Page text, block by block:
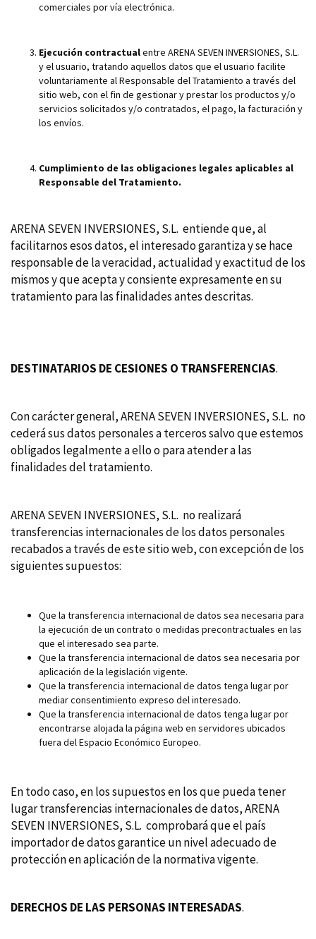
comerciales por vía electrónica.
Ejecución contractualentre ARENA SEVEN INVERSIONES, S.L.
y el usuario, tratando aquellos datos que el usuario facilite
voluntariamente al Responsable del Tratamiento a través del
sitio web, con el fin de gestionar y prestar los productos y/o
servicios solicitados y/o contratados, el pago, la facturación y
los envíos.
Cumplimiento de las obligaciones legales aplicables al
Responsable del Tratamiento.
ARENA SEVEN INVERSIONES, S.L. entiende que, al
facilitarnos esos datos, el interesado garantiza y se hace
responsable de la veracidad, actualidad y exactitud de los
mismos y que acepta y consiente expresamente en su
tratamiento para las finalidades antes descritas.
DESTINATARIOS DE CESIONES O TRANSFERENCIAS.
Con carácter general, ARENA SEVEN INVERSIONES, S.L. no
cederá sus datos personales a terceros salvo que estemos
obligados legalmente a ello o para atender a las
finalidades del tratamiento.
ARENA SEVEN INVERSIONES, S.L. no realizará
transferencias internacionales de los datos personales
recabados a través de este sitio web, con excepción de los
siguientes supuestos:
Que la transferencia internacional de datos sea necesaria para
la ejecución de un contrato o medidas precontractuales en las
que el interesado sea parte.
Que la transferencia internacional de datos sea necesaria por
aplicación de la legislación vigente.
Que la transferencia internacional de datos tenga lugar por
mediar consentimiento expreso del interesado.
Que la transferencia internacional de datos tenga lugar por
encontrarse alojada la página web en servidores ubicados
fuera del Espacio Económico Europeo.
En todo caso, en los supuestos en los que pueda tener
lugar transferencias internacionales de datos, ARENA
SEVEN INVERSIONES, S.L. comprobará que el país
importador de datos garantice un nivel adecuado de
protección en aplicación de la normativa vigente.
DERECHOS DE LAS PERSONAS INTERESADAS.